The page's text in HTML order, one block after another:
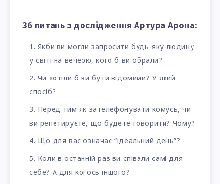
36 питань з дослідження Артура Арона:
Якби ви могли запросити будь-яку людину
у світі на вечерю, кого б ви обрали?
Чи хотіли б ви бути відомими? У який
спосіб?
Перед тим як зателефонувати комусь, чи
ви репетируєте, що будете говорити? Чому?
Що для вас означає “ідеальний день”?
Коли в останній раз ви співали самі для
себе? А для когось іншого?